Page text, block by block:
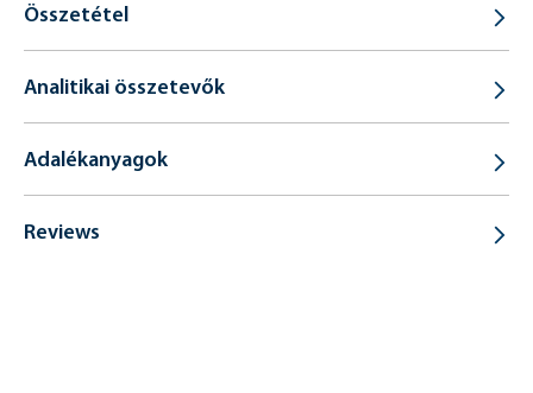
Összetétel
Analitikai összetevők
Adalékanyagok
Reviews